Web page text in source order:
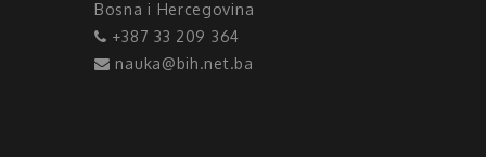
Bosna i Hercegovina
+387 33 209 364
nauka@bih.net.ba